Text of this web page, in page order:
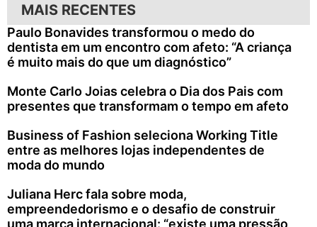
MAIS RECENTES
Paulo Bonavides transformou o medo do
dentista em um encontro com afeto: “A criança
é muito mais do que um diagnóstico”
Monte Carlo Joias celebra o Dia dos Pais com
presentes que transformam o tempo em afeto
Business of Fashion seleciona Working Title
entre as melhores lojas independentes de
moda do mundo
Juliana Herc fala sobre moda,
empreendedorismo e o desafio de construir
uma marca internacional: “existe uma pressão